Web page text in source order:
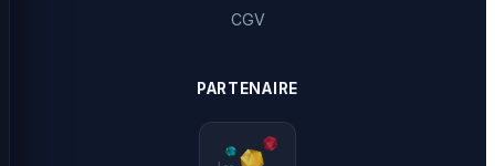
CGV
PARTENAIRE